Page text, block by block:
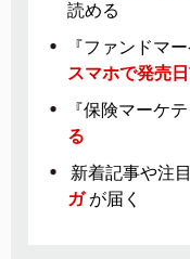
読める
『ファンドマ
スマホで発売
『保険マーケ
る
新着記事や注
ガが届く